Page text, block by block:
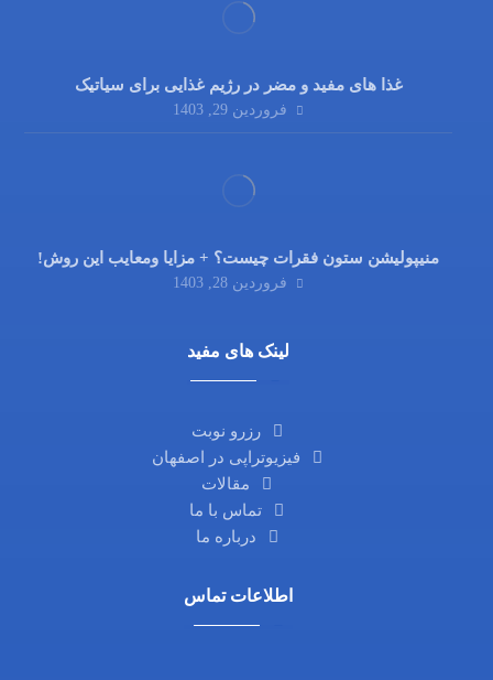
غذا های مفید و مضر در رژیم غذایی برای سیاتیک
فروردین 29, 1403
منیپولیشن ستون فقرات چیست؟ + مزایا ومعایب این روش!
فروردین 28, 1403
لینک های مفید
رزرو نوبت
فیزیوتراپی در اصفهان
مقالات
تماس با ما
درباره ما
اطلاعات تماس